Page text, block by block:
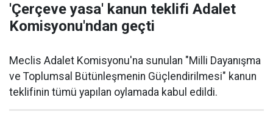
'Çerçeve yasa' kanun teklifi Adalet
Komisyonu'ndan geçti
Meclis Adalet Komisyonu'na sunulan "Milli Dayanışma
ve Toplumsal Bütünleşmenin Güçlendirilmesi" kanun
teklifinin tümü yapılan oylamada kabul edildi.